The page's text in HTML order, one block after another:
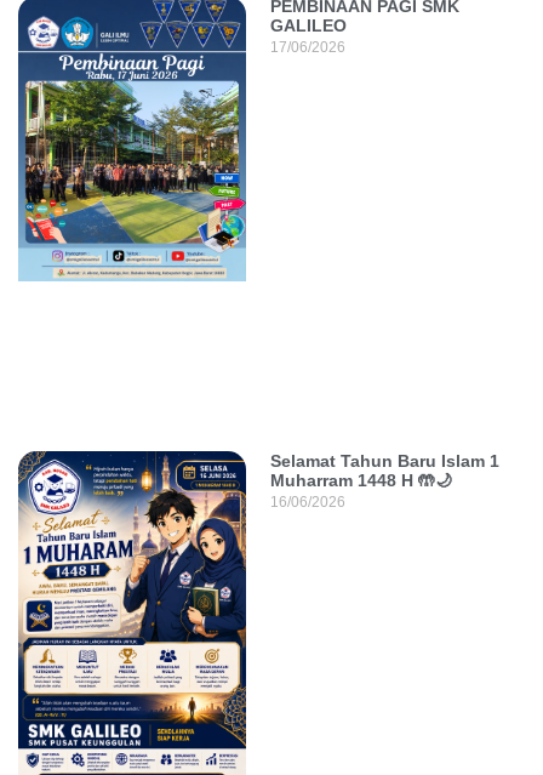
PEMBINAAN PAGI SMK
GALILEO
17/06/2026
Selamat Tahun Baru Islam 1
Muharram 1448 H 🤲🌙
16/06/2026